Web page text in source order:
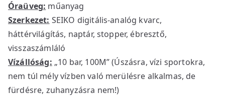
Óraüveg: műanyag
Szerkezet: SEIKO digitális-analóg kvarc,
háttérvilágítás, naptár, stopper, ébresztő,
visszaszámláló
Vízállóság: „10 bar, 100M” (Úszásra, vízi sportokra,
nem túl mély vízben való merülésre alkalmas, de
fürdésre, zuhanyzásra nem!)